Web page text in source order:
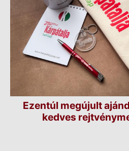
Ezentúl megújult
kedves